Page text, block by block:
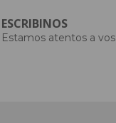
ESCRIBINOS
Estamos atentos a vos